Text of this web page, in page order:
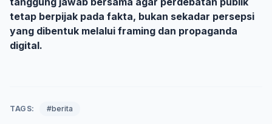
tetap berpijak pada fakta, bukan sekadar persepsi
yang dibentuk melalui framing dan propaganda
digital.
TAGS: #berita